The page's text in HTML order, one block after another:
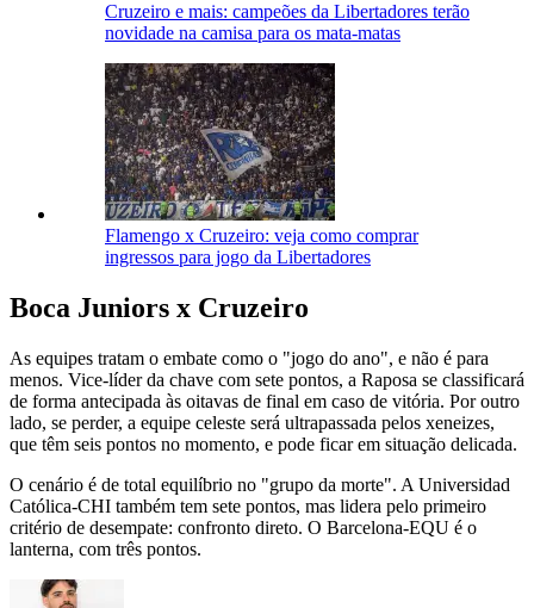
Cruzeiro e mais: campeões da Libertadores terão
novidade na camisa para os mata-matas
Flamengo x Cruzeiro: veja como comprar
ingressos para jogo da Libertadores
Boca Juniors x Cruzeiro
As equipes tratam o embate como o "jogo do ano", e não é para
menos. Vice-líder da chave com sete pontos, a Raposa se classificará
de forma antecipada às oitavas de final em caso de vitória. Por outro
lado, se perder, a equipe celeste será ultrapassada pelos xeneizes,
que têm seis pontos no momento, e pode ficar em situação delicada.
O cenário é de total equilíbrio no "grupo da morte". A Universidad
Católica-CHI também tem sete pontos, mas lidera pelo primeiro
critério de desempate: confronto direto. O Barcelona-EQU é o
lanterna, com três pontos.